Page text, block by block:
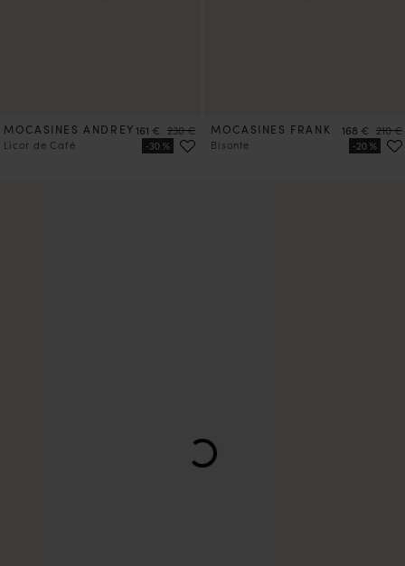
MOCASINES ANDREY
Licor de Café
Precio
161 € Precio
230 € MOCASINES FRANK
Bisonte
Precio
168 € Precio
210 €